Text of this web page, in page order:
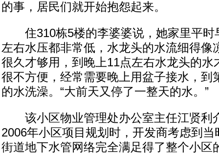
的事，居民们就开始抱怨起来。
住310栋5楼的李婆婆说，她家里平时
左右水压都非常低，水龙头的水流细得像
很久才够用，到晚上11点左右水龙头的水
很不方便，经常需要晚上用盆子接水，到
的水洗澡。“大前天又停了一整天的水。”
该小区物业管理处办公室主任江贤利
2006年小区项目规划时，开发商考虑到
街道地下水管网络完全满足得了整个小区